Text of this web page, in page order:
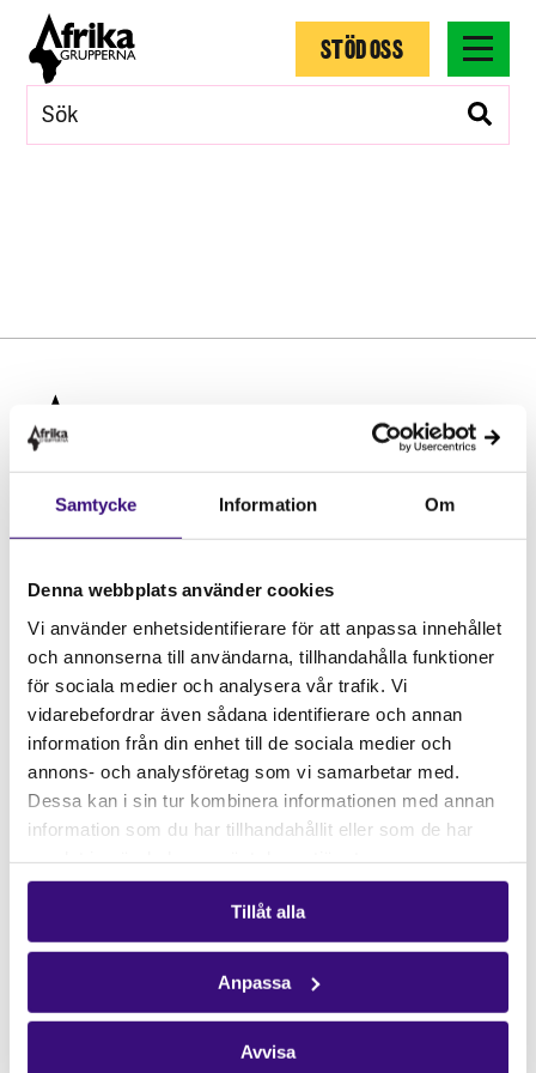
Samtycke Information Om
Denna webbplats använder cookies
Vi använder enhetsidentifierare för att anpassa innehållet
och annonserna till användarna, tillhandahålla funktioner
för sociala medier och analysera vår trafik. Vi
vidarebefordrar även sådana identifierare och annan
information från din enhet till de sociala medier och
annons- och analysföretag som vi samarbetar med.
Dessa kan i sin tur kombinera informationen med annan
information som du har tillhandahållit eller som de har
Tillåt alla
Anpassa
Avvisa
STÖD OSS
STÖD OSS
Engagera dig
Vårt arbete
Gåvoshop
Kontakta oss
Hitta kontaktperson
Pressrum
Följ oss
Facebook
Få vårt nyhetsbrev